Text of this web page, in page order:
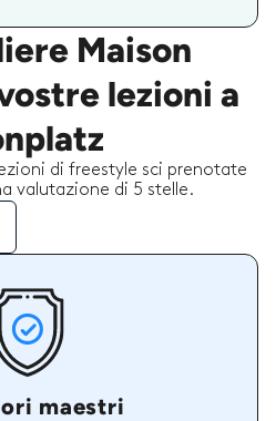
Maison
lezioni a
di freestyle sci prenotate
valutazione di 5 stelle.
maestri